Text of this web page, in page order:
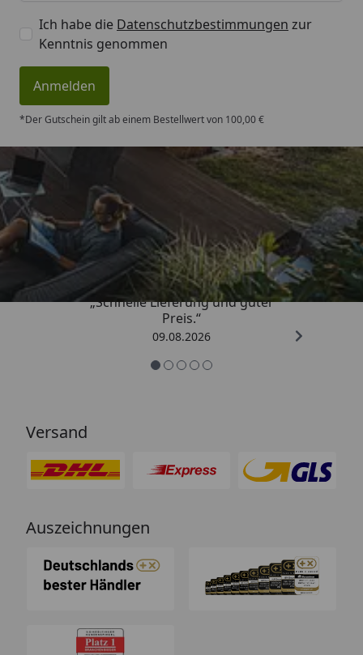
Ich habe die Datenschutzbestimmungen zur
Kenntnis genommen
Anmelden
*Der Gutschein gilt ab einem Bestellwert von 100,00 €
Trusted Shops
4,83/ 5
„Schnelle Lieferung und guter
Preis.“
09.08.2026
Versand
Auszeichnungen